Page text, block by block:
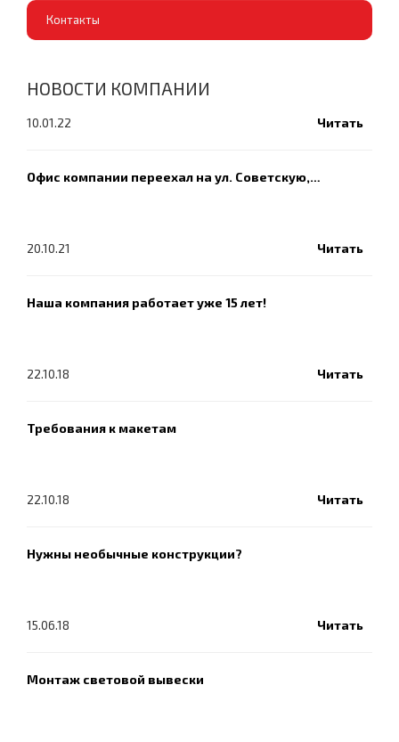
Контакты
НОВОСТИ КОМПАНИИ
10.01.22 Читать
Офис компании переехал на ул. Советскую,…
20.10.21 Читать
Наша компания работает уже 15 лет!
22.10.18 Читать
Требования к макетам
22.10.18 Читать
Нужны необычные конструкции?
15.06.18 Читать
Монтаж световой вывески